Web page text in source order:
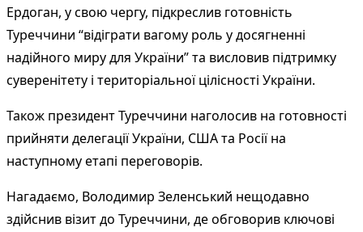
Ердоган, у свою чергу, підкреслив готовність
Туреччини “відіграти вагому роль у досягненні
надійного миру для України” та висловив підтримку
суверенітету і територіальної цілісності України.
Також президент Туреччини наголосив на готовності
прийняти делегації України, США та Росії на
наступному етапі переговорів.
Нагадаємо, Володимир Зеленський нещодавно
здійснив візит до Туреччини, де обговорив ключові